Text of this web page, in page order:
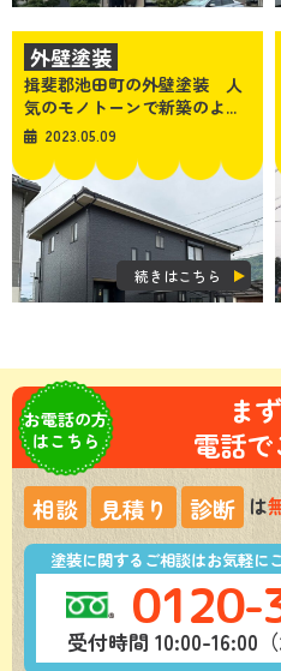
揖斐郡池田町の外壁塗装 人
気のモノトーンで新築のよ...
2023.05.09
続きはこちら
外壁塗装
お電話の方
はこちら
ま
電話
相談 見積り 診断 は
塗装に関するご相談はお気軽に
0120-
受付時間 10:00-16:00